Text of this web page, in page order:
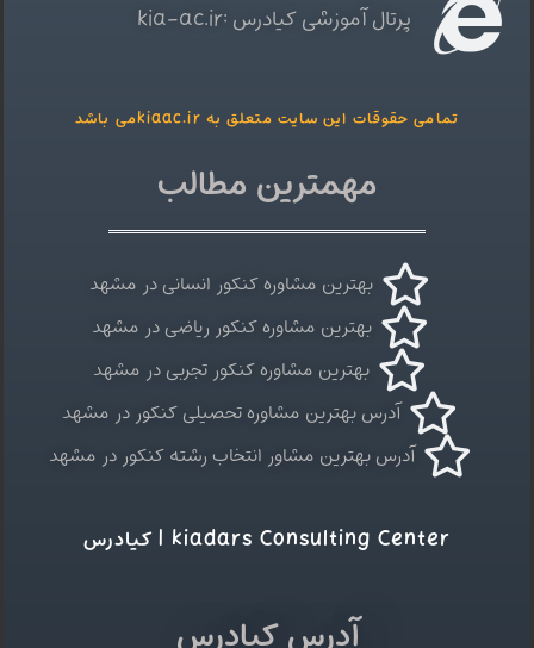
پرتال آموزشی کیادرس :kia-ac.ir
تمامی حقوقات این سایت متعلق به kiaac.irمی باشد
مهمترین مطالب
بهترین مشاوره کنکور انسانی در مشهد
بهترین مشاوره کنکور ریاضی در مشهد
بهترین مشاوره کنکور تجربی در مشهد
آدرس بهترین مشاوره تحصیلی کنکور در مشهد
آدرس بهترین مشاور انتخاب رشته کنکور در مشهد
kiadars Consulting Center | کیادرس
آدرس کیادرس